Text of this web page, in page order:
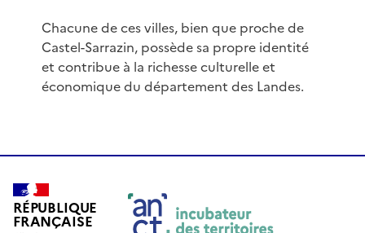
Chacune de ces villes, bien que proche de
Castel-Sarrazin, possède sa propre identité
et contribue à la richesse culturelle et
économique du département des Landes.
RÉPUBLIQUE
FRANÇAISE